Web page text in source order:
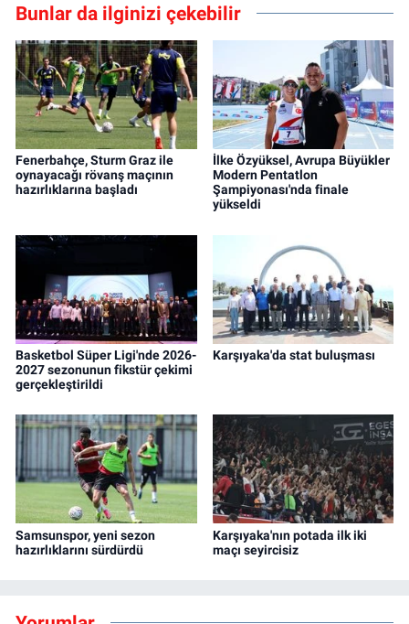
Bunlar da ilginizi çekebilir
Fenerbahçe, Sturm Graz ile
oynayacağı rövanş maçının
hazırlıklarına başladı
İlke Özyüksel, Avrupa Büyükler
Modern Pentatlon
Şampiyonası'nda finale
yükseldi
Basketbol Süper Ligi'nde 2026-
2027 sezonunun fikstür çekimi
gerçekleştirildi
Karşıyaka'da stat buluşması
Samsunspor, yeni sezon
hazırlıklarını sürdürdü
Karşıyaka'nın potada ilk iki
maçı seyircisiz